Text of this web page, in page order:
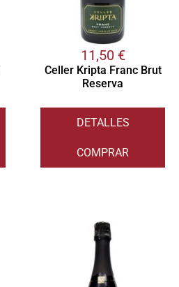
11,50 €
Celler Kripta Franc Brut
Reserva
DETALLES
COMPRAR